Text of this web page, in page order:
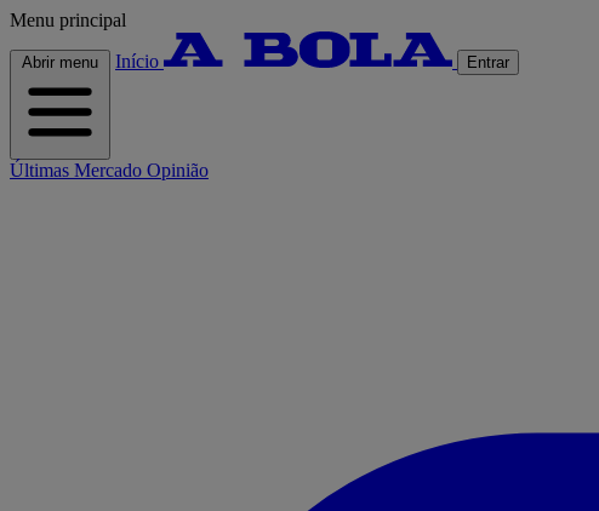
Menu principal
Abrir menu Início Entrar
Últimas Mercado Opinião